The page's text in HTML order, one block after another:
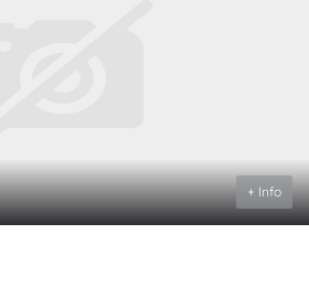
+ Info